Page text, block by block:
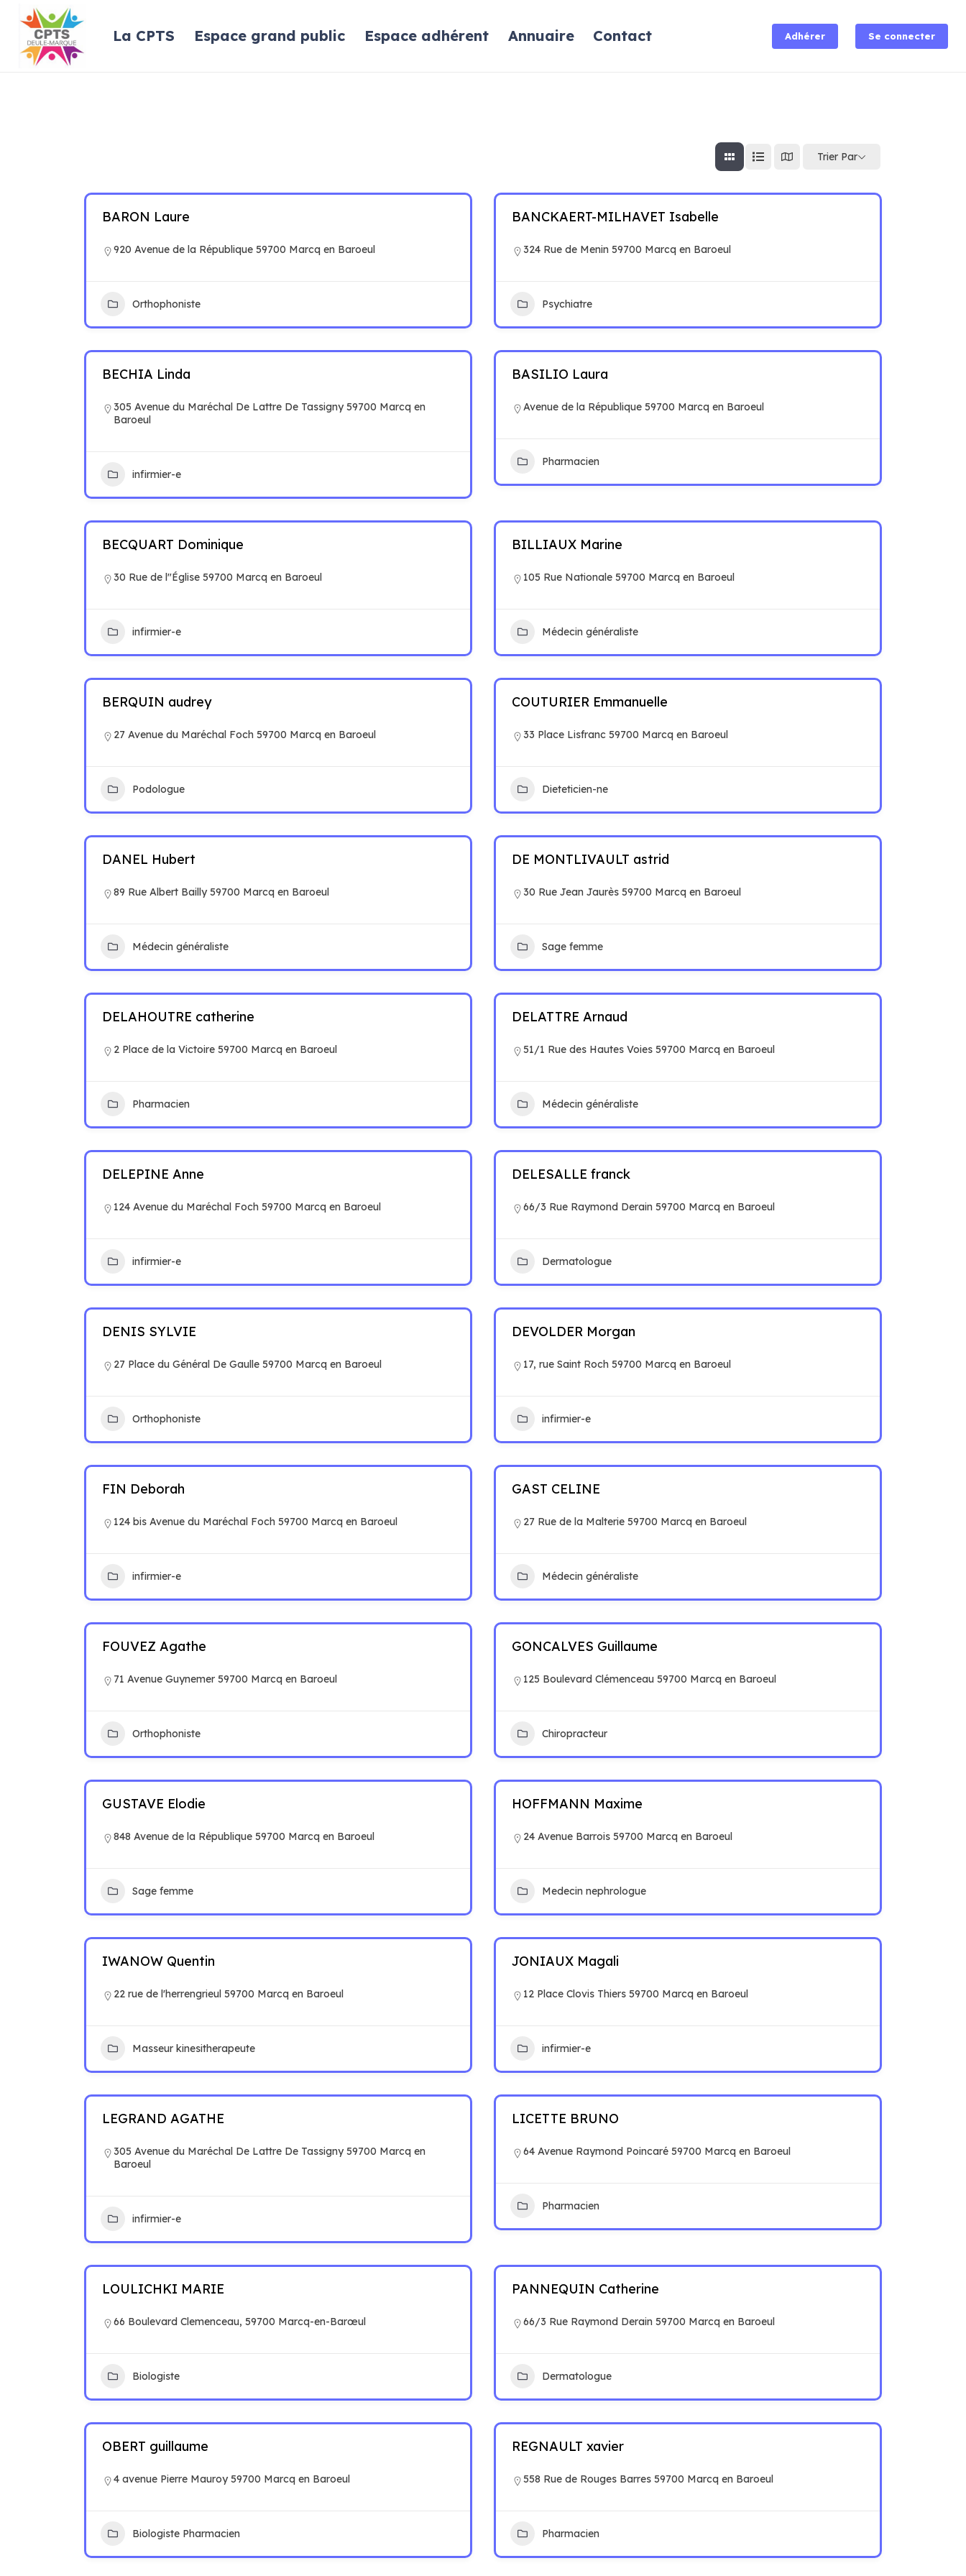
La CPTS Espace grand public Espace adhérent Annuaire Contact Adhérer Se connecter
Trier Par
BARON Laure
920 Avenue de la République 59700 Marcq en Baroeul
Orthophoniste
BANCKAERT-MILHAVET Isabelle
324 Rue de Menin 59700 Marcq en Baroeul
Psychiatre
BECHIA Linda
305 Avenue du Maréchal De Lattre De Tassigny 59700 Marcq en
Baroeul
infirmier-e
BASILIO Laura
Avenue de la République 59700 Marcq en Baroeul
Pharmacien
BECQUART Dominique
30 Rue de l"Église 59700 Marcq en Baroeul
infirmier-e
BILLIAUX Marine
105 Rue Nationale 59700 Marcq en Baroeul
Médecin généraliste
BERQUIN audrey
27 Avenue du Maréchal Foch 59700 Marcq en Baroeul
Podologue
COUTURIER Emmanuelle
33 Place Lisfranc 59700 Marcq en Baroeul
Dieteticien-ne
DANEL Hubert
89 Rue Albert Bailly 59700 Marcq en Baroeul
Médecin généraliste
DE MONTLIVAULT astrid
30 Rue Jean Jaurès 59700 Marcq en Baroeul
Sage femme
DELAHOUTRE catherine
2 Place de la Victoire 59700 Marcq en Baroeul
Pharmacien
DELATTRE Arnaud
51/1 Rue des Hautes Voies 59700 Marcq en Baroeul
Médecin généraliste
DELEPINE Anne
124 Avenue du Maréchal Foch 59700 Marcq en Baroeul
infirmier-e
DELESALLE franck
66/3 Rue Raymond Derain 59700 Marcq en Baroeul
Dermatologue
DENIS SYLVIE
27 Place du Général De Gaulle 59700 Marcq en Baroeul
Orthophoniste
DEVOLDER Morgan
17, rue Saint Roch 59700 Marcq en Baroeul
infirmier-e
FIN Deborah
124 bis Avenue du Maréchal Foch 59700 Marcq en Baroeul
infirmier-e
GAST CELINE
27 Rue de la Malterie 59700 Marcq en Baroeul
Médecin généraliste
FOUVEZ Agathe
71 Avenue Guynemer 59700 Marcq en Baroeul
Orthophoniste
GONCALVES Guillaume
125 Boulevard Clémenceau 59700 Marcq en Baroeul
Chiropracteur
GUSTAVE Elodie
848 Avenue de la République 59700 Marcq en Baroeul
Sage femme
HOFFMANN Maxime
24 Avenue Barrois 59700 Marcq en Baroeul
Medecin nephrologue
IWANOW Quentin
22 rue de l'herrengrieul 59700 Marcq en Baroeul
Masseur kinesitherapeute
JONIAUX Magali
12 Place Clovis Thiers 59700 Marcq en Baroeul
infirmier-e
LEGRAND AGATHE
305 Avenue du Maréchal De Lattre De Tassigny 59700 Marcq en
Baroeul
infirmier-e
LICETTE BRUNO
64 Avenue Raymond Poincaré 59700 Marcq en Baroeul
Pharmacien
LOULICHKI MARIE
66 Boulevard Clemenceau, 59700 Marcq-en-Barœul
Biologiste
PANNEQUIN Catherine
66/3 Rue Raymond Derain 59700 Marcq en Baroeul
Dermatologue
OBERT guillaume
4 avenue Pierre Mauroy 59700 Marcq en Baroeul
Biologiste Pharmacien
REGNAULT xavier
558 Rue de Rouges Barres 59700 Marcq en Baroeul
Pharmacien